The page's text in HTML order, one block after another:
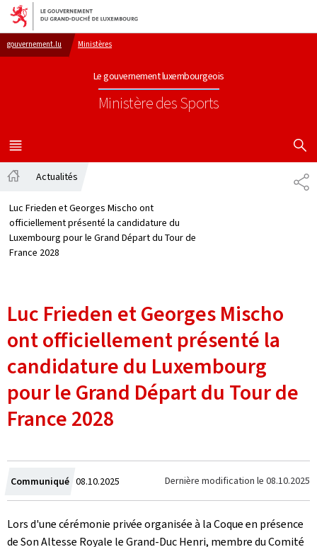
Aller au menu principal
Aller au contenu
gouvernement.lu Ministères
Le gouvernement luxembourgeois
Ministère des Sports
MENU
PRINCIPAL
Actualités
Luc Frieden et Georges Mischo ont
officiellement présenté la candidature du
Luxembourg pour le Grand Départ du Tour de
France 2028
Luc Frieden et Georges Mischo
ont officiellement présenté la
candidature du Luxembourg
pour le Grand Départ du Tour de
France 2028
Communiqué Crée
le
08.10.2025 Dernière modification le 08.10.2025
Lors d'une cérémonie privée organisée à la Coque en présence
de Son Altesse Royale le Grand-Duc Henri, membre du Comité